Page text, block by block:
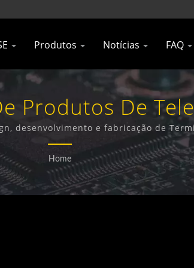
Produtos Notícias FAQ
Produtos De
Technology
desenvolvimento e fabricação de
4G e Detector de Fumaça 4G.
Home